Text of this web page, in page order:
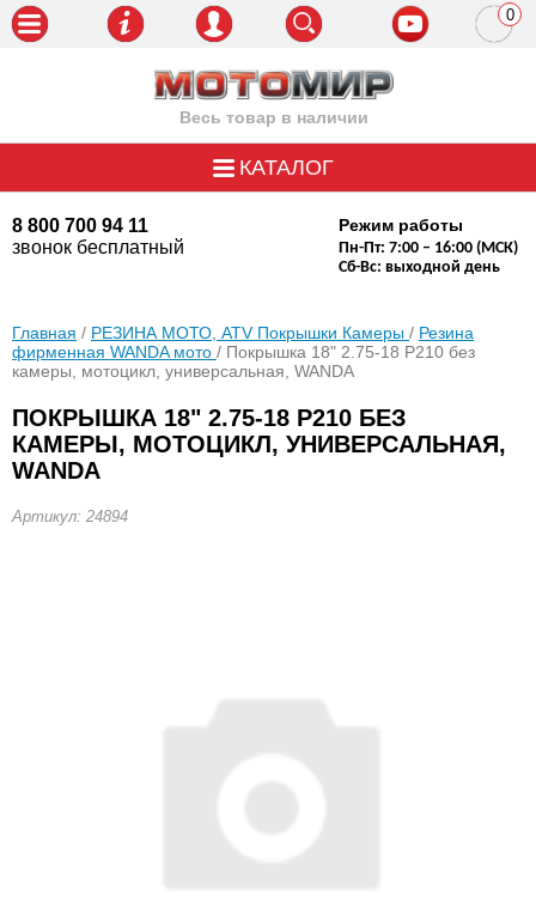
Весь товар в наличии
8 800 700 94 11
звонок бесплатный
Режим работы
Пн-Пт: 7:00 – 16:00 (МСК)
Сб-Вс: выходной день
0
КАТАЛОГ
Главная / РЕЗИНА МОТО, ATV Покрышки Камеры / Резина
фирменная WANDA мото / Покрышка 18" 2.75-18 Р210 без
камеры, мотоцикл, универсальная, WANDA
ПОКРЫШКА 18" 2.75-18 Р210 БЕЗ
КАМЕРЫ, МОТОЦИКЛ, УНИВЕРСАЛЬНАЯ,
WANDA
Артикул: 24894